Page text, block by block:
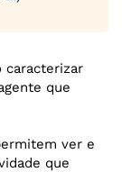
caracterizar
que
ver e
que